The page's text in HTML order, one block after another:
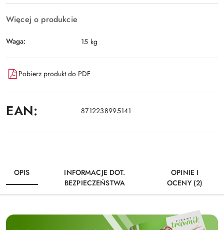
Więcej o produkcie
Waga: 15 kg
Pobierz produkt do PDF
EAN: 8712238995141
OPIS
INFORMACJE DOT.
BEZPIECZEŃSTWA
OPINIE I
OCENY (2)